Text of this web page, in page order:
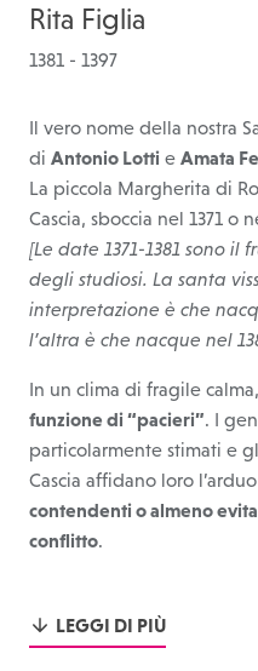
Rita Figlia
1381 - 1397
Il vero nome della nostra
di Antonio Lotti e Amata
La piccola Margherita di
Cascia, sboccia nel 1371 o
[Le date 1371-1381 sono
degli studiosi. La santa
interpretazione è che
l’altra è che nacque nel
In un clima di fragile calma,
funzione di “pacieri”. I
particolarmente stimati e
Cascia affidano loro l’arduo
contendenti o almeno
conflitto.
LEGGI DI PIÙ